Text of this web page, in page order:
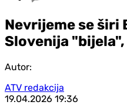
Nevrijeme se širi
Slovenija
Autor:
ATV redakcija
19.04.2026 19:36